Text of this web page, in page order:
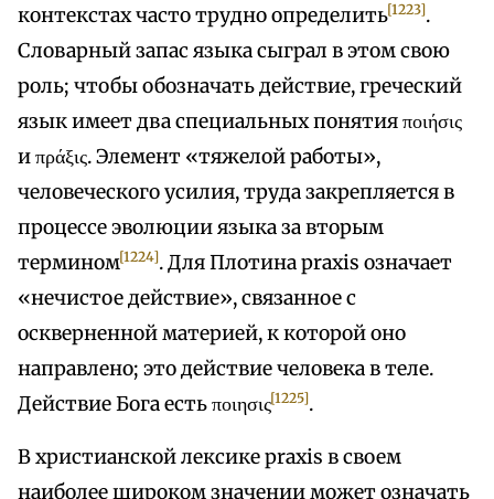
контекстах часто трудно определить[1223].
Словарный запас языка сыграл в этом свою
роль; чтобы обозначать действие, греческий
язык имеет два специальных понятия ποιήσις
и πράξις. Элемент «тяжелой работы»,
человеческого усилия, труда закрепляется в
процессе эволюции языка за вторым
термином[1224]. Для Плотина praxis означает
«нечистое действие», связанное с
оскверненной материей, к которой оно
направлено; это действие человека в теле.
Действие Бога есть ποιησις[1225].
В христианской лексике praxis в своем
наиболее широком значении может означать